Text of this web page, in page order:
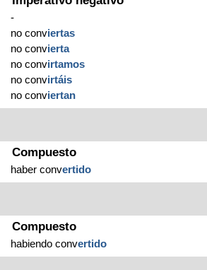
-
no conviertas
no convierta
no convirtamos
no convirtáis
no conviertan
Compuesto
haber convertido
Compuesto
habiendo convertido